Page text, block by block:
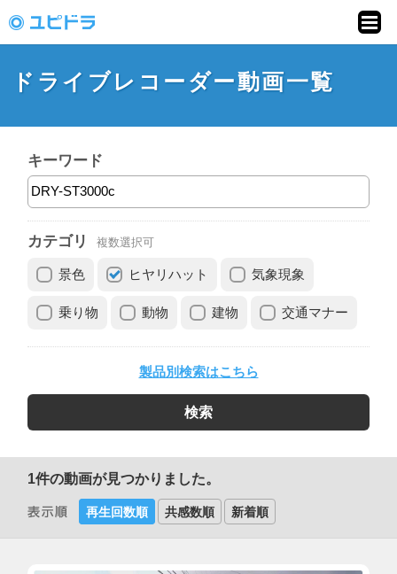
動画投稿サイト「ユ
ピドラ」
ドライブレコーダー動画一覧
キーワード
カテゴリ 複数選択可
景色 ヒヤリハット 気象現象
乗り物 動物 建物 交通マナー
製品別検索はこちら
1件の動画が見つかりました。
再生回数順 共感数順 新着順